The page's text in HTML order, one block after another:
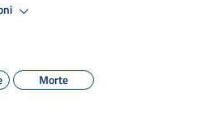
Morte